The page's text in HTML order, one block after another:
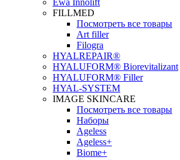
Ewa Innolift
FILLMED
Посмотреть все товары
Art filler
Filogra
НYALREPAIR®
HYALUFORM® Biorevitalizant
HYALUFORM® Filler
HYAL-SYSTEM
IMAGE SKINCARE
Посмотреть все товары
Наборы
Ageless
Ageless+
Biome+